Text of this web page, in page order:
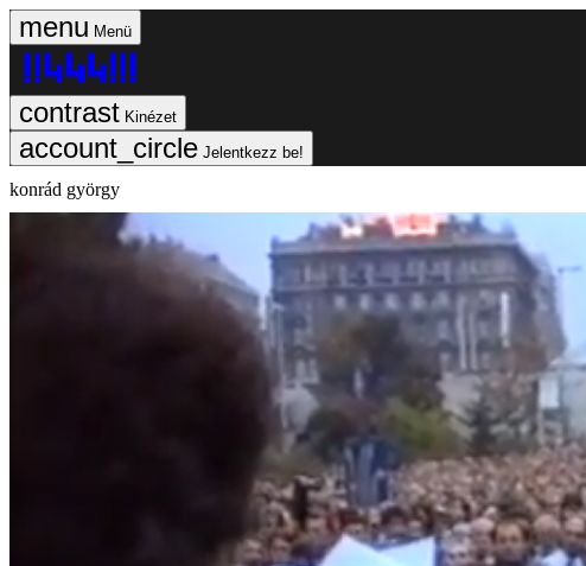
Menü
Kinézet
Jelentkezz be!
konrád györgy